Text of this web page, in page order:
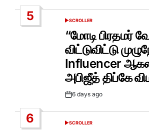
5
POSTED
SCROLLER
“மோடி பிரதமர்
விட்டுவிட்டு
Influencer
அபிஜீத் திப்கே
Post6 days ago
6
POSTED
SCROLLER